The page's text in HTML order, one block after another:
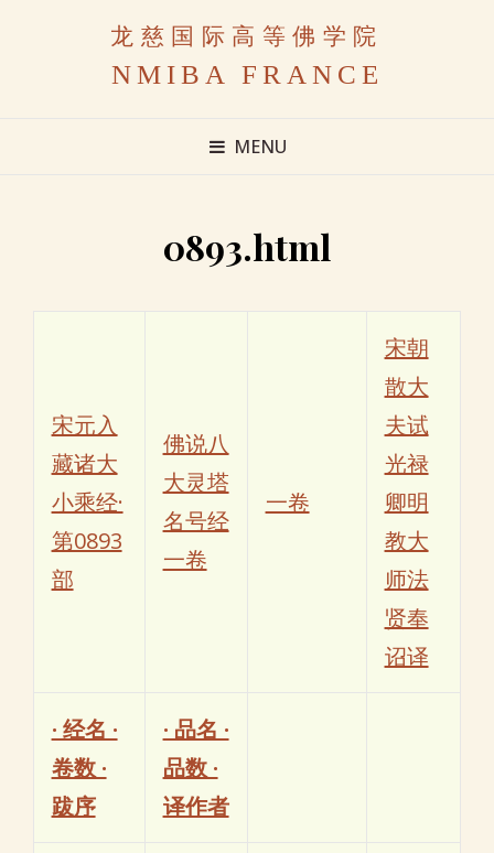
龙慈国际高等佛学院
NMIBA FRANCE
MENU
0893.html
宋元入
藏诸大
小乘经·
第0893
部
佛说八
大灵塔
名号经
一卷
一卷
宋朝
散大
夫试
光禄
卿明
教大
师法
贤奉
诏译
· 经名 ·
卷数 ·
跋序
· 品名 ·
品数 ·
译作者